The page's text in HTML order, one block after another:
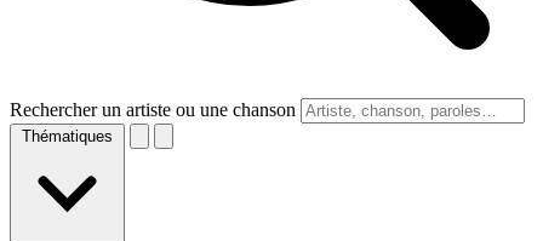
Rechercher un artiste ou une chanson
Thématiques